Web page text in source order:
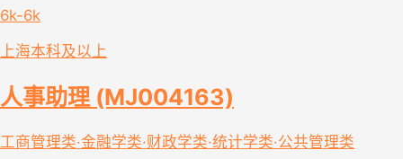
6k-6k
上海本科及以上
人事助理 (MJ004163)
工商管理类·金融学类·财政学类·统计学类·公共管理类